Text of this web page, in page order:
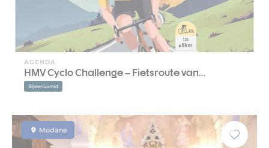
AGENDA
HMV Cyclo Challenge – Fietsroute van…
Bijeenkomst
Modane